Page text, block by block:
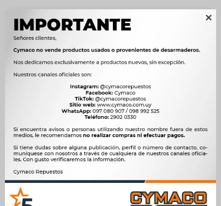

Año 1997 - 2002, 1997 - 2006, 1999 - 2001, 1999 - 2003
Lado DERECHO
Compatibilidad
Modelo CLIO, KANGOO, TWINGO
1.0 16V D4D NAFTA, 1.0 8V D7D NAFTA, 1.2 16V D4F NAFTA, 1.2 8V
MPi D7F NAFTA, 1.4 16V K4J NAFTA, 1.4 8V E7J NAFTA, 1.6 16V K4M
NAFTA, 1.6 8V K7M NAFTA, 1.9 D F8Q DIESEL, 1.9 dCi F9Q DIESEL,
2.0 16V F4R NAFTA
 
Ver mas productos de la marca Vic